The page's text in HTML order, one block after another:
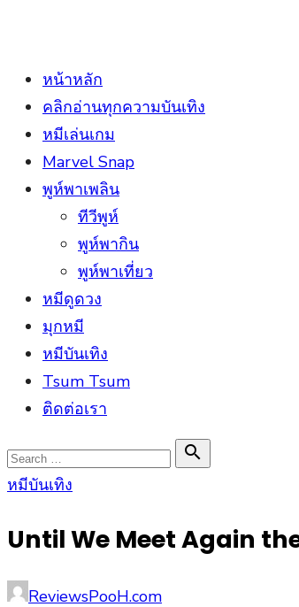
หน้าหลัก
คลิกอ่านทุกความบันเทิง
หมีเล่นเกม
Marvel Snap
พูห์พาเพลิน
ทีวีพูห์
พูห์พากิน
พูห์พาเที่ยว
หมีดูดวง
มุกหมี
หมีบันเทิง
Tsum Tsum
ติดต่อเรา
Search
for:

Search
หมีบันเทิง
Until We Meet Again the
Posted
Author
ReviewsPooH.com